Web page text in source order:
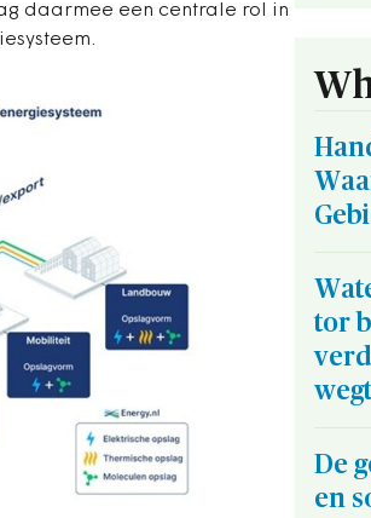
daarmee een centrale rol in
tor
De
en